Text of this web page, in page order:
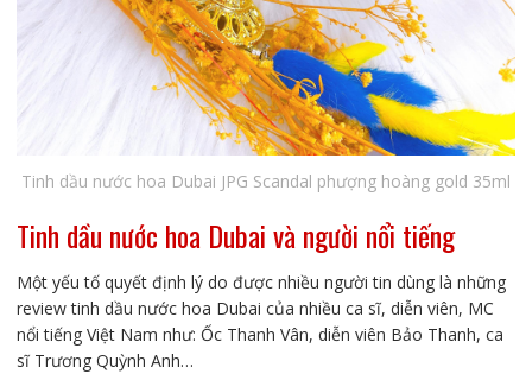
Tinh dầu nước hoa Dubai JPG Scandal phượng hoàng gold 35ml
Tinh dầu nước hoa Dubai và người nổi tiếng
Một yếu tố quyết định lý do được nhiều người tin dùng là những
review tinh dầu nước hoa Dubai của nhiều ca sĩ, diễn viên, MC
nổi tiếng Việt Nam như: Ốc Thanh Vân, diễn viên Bảo Thanh, ca
sĩ Trương Quỳnh Anh…